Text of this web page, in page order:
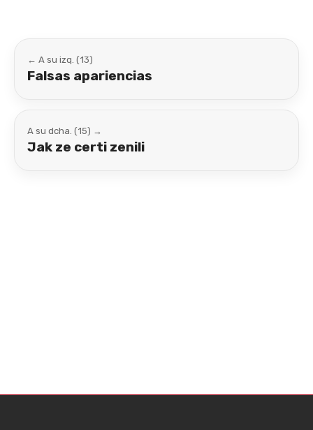
← A su izq. (13)
Falsas apariencias
A su dcha. (15) →
Jak ze certi zenili